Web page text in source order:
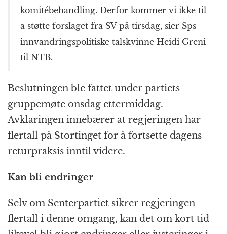
komitébehandling. Derfor kommer vi ikke til
å støtte forslaget fra SV på tirsdag, sier Sps
innvandringspolitiske talskvinne Heidi Greni
til NTB.
Beslutningen ble fattet under partiets
gruppemøte onsdag ettermiddag.
Avklaringen innebærer at regjeringen har
flertall på Stortinget for å fortsette dagens
returpraksis inntil videre.
Kan bli endringer
Selv om Senterpartiet sikrer regjeringen
flertall i denne omgang, kan det om kort tid